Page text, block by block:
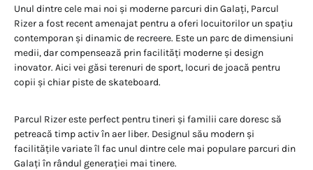
Unul dintre cele mai noi și moderne parcuri din Galați, Parcul
Rizer a fost recent amenajat pentru a oferi locuitorilor un spațiu
contemporan și dinamic de recreere. Este un parc de dimensiuni
medii, dar compensează prin facilități moderne și design
inovator. Aici vei găsi terenuri de sport, locuri de joacă pentru
copii și chiar piste de skateboard.
Parcul Rizer este perfect pentru tineri și familii care doresc să
petreacă timp activ în aer liber. Designul său modern și
facilitățile variate îl fac unul dintre cele mai populare parcuri din
Galați în rândul generației mai tinere.